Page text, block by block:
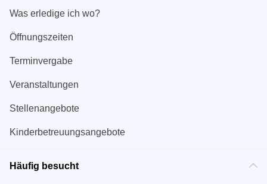
Was erledige ich wo?
Öffnungszeiten
Terminvergabe
Veranstaltungen
Stellenangebote
Kinderbetreuungsangebote
Häufig besucht